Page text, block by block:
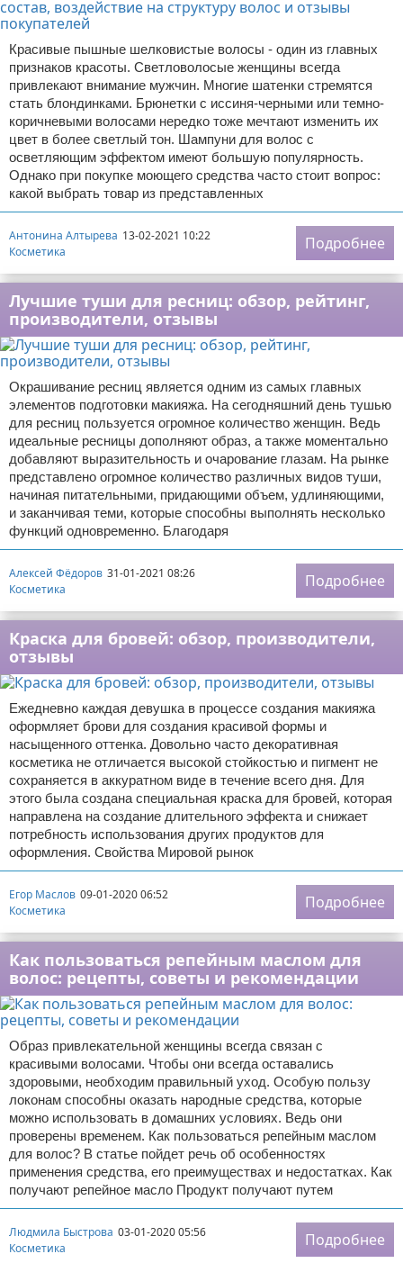
Красивые пышные шелковистые волосы - один из главных
признаков красоты. Светловолосые женщины всегда
привлекают внимание мужчин. Многие шатенки стремятся
стать блондинками. Брюнетки с иссиня-черными или темно-
коричневыми волосами нередко тоже мечтают изменить их
цвет в более светлый тон. Шампуни для волос с
осветляющим эффектом имеют большую популярность.
Однако при покупке моющего средства часто стоит вопрос:
какой выбрать товар из представленных
Антонина Алтырева 13-02-2021 10:22
Косметика
Подробнее
Лучшие туши для ресниц: обзор, рейтинг,
производители, отзывы
Окрашивание ресниц является одним из самых главных
элементов подготовки макияжа. На сегодняшний день тушью
для ресниц пользуется огромное количество женщин. Ведь
идеальные ресницы дополняют образ, а также моментально
добавляют выразительность и очарование глазам. На рынке
представлено огромное количество различных видов туши,
начиная питательными, придающими объем, удлиняющими,
и заканчивая теми, которые способны выполнять несколько
функций одновременно. Благодаря
Алексей Фёдоров 31-01-2021 08:26
Косметика
Подробнее
Краска для бровей: обзор, производители,
отзывы
Ежедневно каждая девушка в процессе создания макияжа
оформляет брови для создания красивой формы и
насыщенного оттенка. Довольно часто декоративная
косметика не отличается высокой стойкостью и пигмент не
сохраняется в аккуратном виде в течение всего дня. Для
этого была создана специальная краска для бровей, которая
направлена на создание длительного эффекта и снижает
потребность использования других продуктов для
оформления. Свойства Мировой рынок
Егор Маслов 09-01-2020 06:52
Косметика
Подробнее
Как пользоваться репейным маслом для
волос: рецепты, советы и рекомендации
Образ привлекательной женщины всегда связан с
красивыми волосами. Чтобы они всегда оставались
здоровыми, необходим правильный уход. Особую пользу
локонам способны оказать народные средства, которые
можно использовать в домашних условиях. Ведь они
проверены временем. Как пользоваться репейным маслом
для волос? В статье пойдет речь об особенностях
применения средства, его преимуществах и недостатках. Как
получают репейное масло Продукт получают путем
Людмила Быстрова 03-01-2020 05:56
Косметика
Подробнее